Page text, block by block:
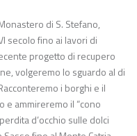
di S. Stefano,
secolo fino ai lavori di
progetto di recupero
volgeremo lo sguardo al di
i borghi e il
e ammireremo il “cono
d’occhio sulle dolci